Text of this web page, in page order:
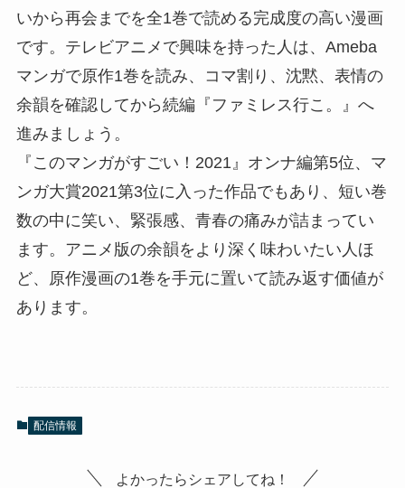
いから再会までを全1巻で読める完成度の高い漫画
です。テレビアニメで興味を持った人は、Ameba
マンガで原作1巻を読み、コマ割り、沈黙、表情の
余韻を確認してから続編『ファミレス行こ。』へ
進みましょう。
『このマンガがすごい！2021』オンナ編第5位、マ
ンガ大賞2021第3位に入った作品でもあり、短い巻
数の中に笑い、緊張感、青春の痛みが詰まってい
ます。アニメ版の余韻をより深く味わいたい人ほ
ど、原作漫画の1巻を手元に置いて読み返す価値が
あります。
配信情報
よかったらシェアしてね！